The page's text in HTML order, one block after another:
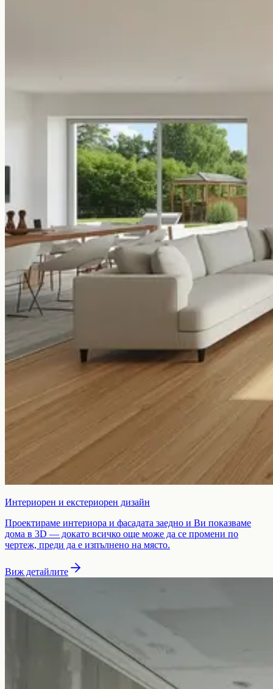
Интериорен и екстериорен дизайн
Проектираме интериора и фасадата заедно и Ви показваме
дома в 3D — докато всичко още може да се промени по
чертеж, преди да е изпълнено на място.
Виж детайлите